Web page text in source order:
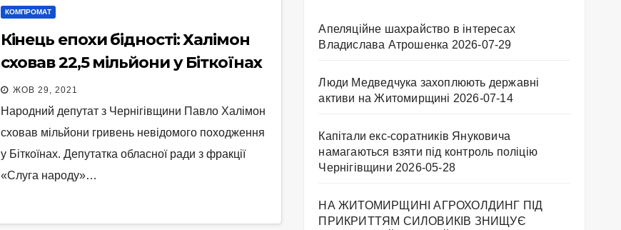
КОМПРОМАТ
Кінець епохи бідності: Халімон
сховав 22,5 мільйони у Біткоїнах
ЖОВ 29, 2021
Народний депутат з Чернігівщини Павло Халімон
сховав мільйони гривень невідомого походження
у Біткоїнах. Депутатка обласної ради з фракції
«Слуга народу»…
Апеляційне шахрайство в інтересах
Владислава Атрошенка 2026-07-29
Люди Медведчука захоплюють державні
активи на Житомирщині 2026-07-14
Капітали екс-соратників Януковича
намагаються взяти під контроль поліцію
Чернігівщини 2026-05-28
НА ЖИТОМИРЩИНІ АГРОХОЛДИНГ ПІД
ПРИКРИТТЯМ СИЛОВИКІВ ЗНИЩУЄ